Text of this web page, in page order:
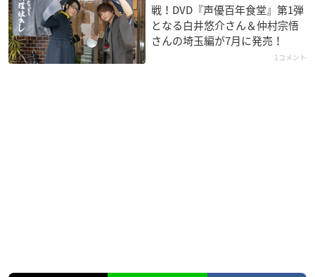
戦！DVD『声優百年食堂』第1弾
となる白井悠介さん＆仲村宗悟
さんの埼玉編が7月に発売！
1コメント